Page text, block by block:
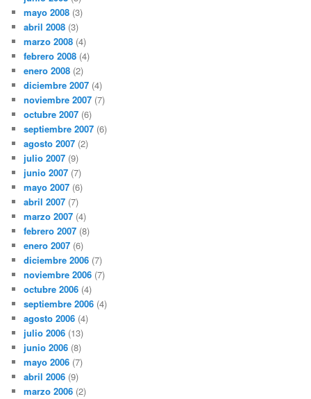
mayo 2008 (3)
abril 2008 (3)
marzo 2008 (4)
febrero 2008 (4)
enero 2008 (2)
diciembre 2007 (4)
noviembre 2007 (7)
octubre 2007 (6)
septiembre 2007 (6)
agosto 2007 (2)
julio 2007 (9)
junio 2007 (7)
mayo 2007 (6)
abril 2007 (7)
marzo 2007 (4)
febrero 2007 (8)
enero 2007 (6)
diciembre 2006 (7)
noviembre 2006 (7)
octubre 2006 (4)
septiembre 2006 (4)
agosto 2006 (4)
julio 2006 (13)
junio 2006 (8)
mayo 2006 (7)
abril 2006 (9)
marzo 2006 (2)